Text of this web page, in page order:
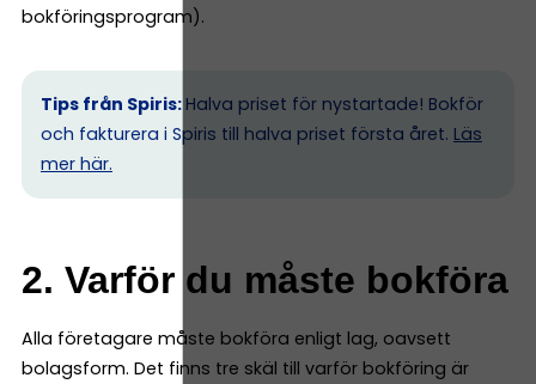
bokföringsprogram).
Tips från Spiris: Halva priset för nystartade! Bokför
och fakturera i Spiris till halva priset första året. Läs
mer här.
2. Varför du måste bokföra
Alla företagare måste bokföra enligt lag, oavsett
bolagsform. Det finns tre skäl till varför bokföring är